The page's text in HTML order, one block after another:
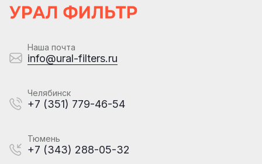
Наша почта
info@ural-filters.ru
Челябинск
+7 (351) 779-46-54
Тюмень
+7 (343) 288-05-32